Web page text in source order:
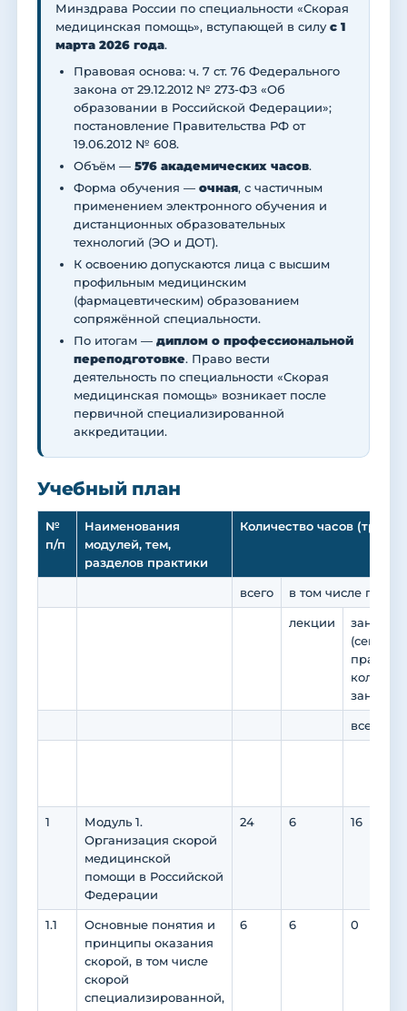
Минздрава России по специальности «Скорая
медицинская помощь», вступающей в силус 1
марта 2026 года.
Правовая основа: ч. 7 ст. 76 Федерального
закона от 29.12.2012 № 273-ФЗ «Об
образовании в Российской Федерации»;
постановление Правительства РФ от
19.06.2012 № 608.
Объём — 576 академических часов.
Форма обучения — очная, с частичным
применением электронного обучения и
дистанционных образовательных
технологий (ЭО и ДОТ).
К освоению допускаются лица с высшим
профильным медицинским
(фармацевтическим) образованием
сопряжённой специальности.
По итогам — диплом о профессиональной
переподготовке. Право вести
деятельность по специальности «Скорая
медицинская помощь» возникает после
первичной специализированной
аккредитации.
Учебный план
№
п/п
Наименования
модулей, тем,
разделов практики
Количество часов
всего в том числе по
лекции
занятия
занятия)
всего
1
Модуль 1.
Организация скорой
медицинской
помощи в Российской
Федерации
24 6 16
1.1
Основные понятия и
принципы оказания
скорой, в том числе
скорой
специализированной,
6 6 0